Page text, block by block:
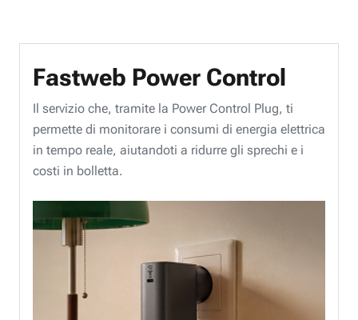
Fastweb Power Control
Il servizio che, tramite la Power Control Plug, ti
permette di monitorare i consumi di energia elettrica
in tempo reale, aiutandoti a ridurre gli sprechi e i
costi in bolletta.